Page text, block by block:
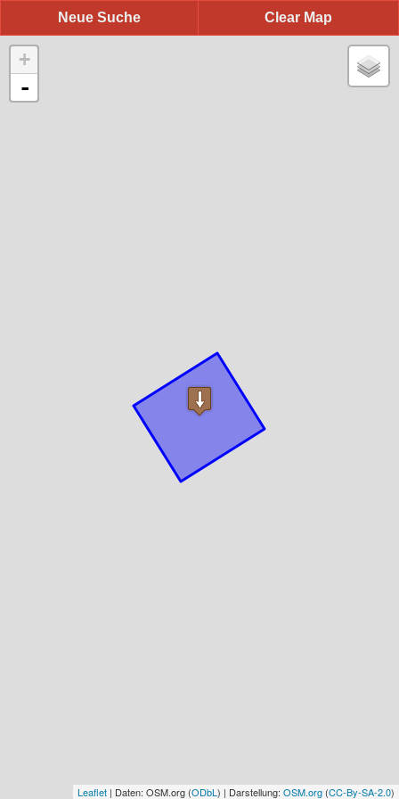
Clear Map
Neue Suche
+
-
Leaflet | Daten: OSM.org (ODbL ) | Darstellung: OSM.org (CC-By-SA-2.0)